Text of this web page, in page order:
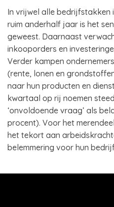
In vrijwel alle bedrijfstakken
ruim anderhalf jaar is het
geweest. Daarnaast
inkooporders en
Verder kampen
(rente, lonen en
naar hun producten en
kwartaal op rij noemen
‘onvoldoende vraag’ als
procent). Voor het
het tekort aan
belemmering voor hun